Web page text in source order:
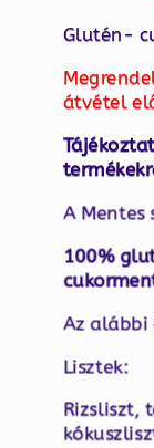
Glutén-
átvétel
A
100%
Az alábbi
Lisztek:
Rizsliszt,